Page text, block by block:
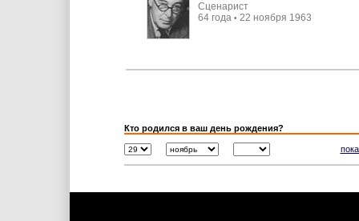
Сценарист
64 года • 22 ноября 1963
Кто родился в ваш день рождения?